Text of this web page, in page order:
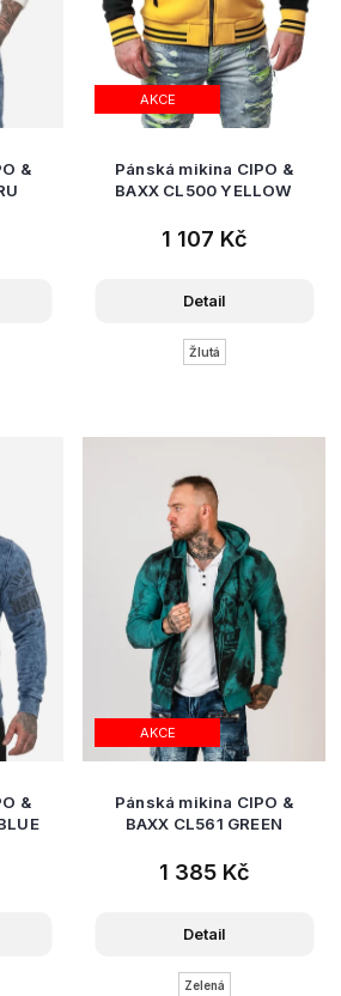
&
AKCE
Pánská mikina CIPO &
BAXX CL500 YELLOW
1 107 Kč
Detail
Žlutá
&
AKCE
Pánská mikina CIPO &
BAXX CL561 GREEN
1 385 Kč
Detail
Zelená